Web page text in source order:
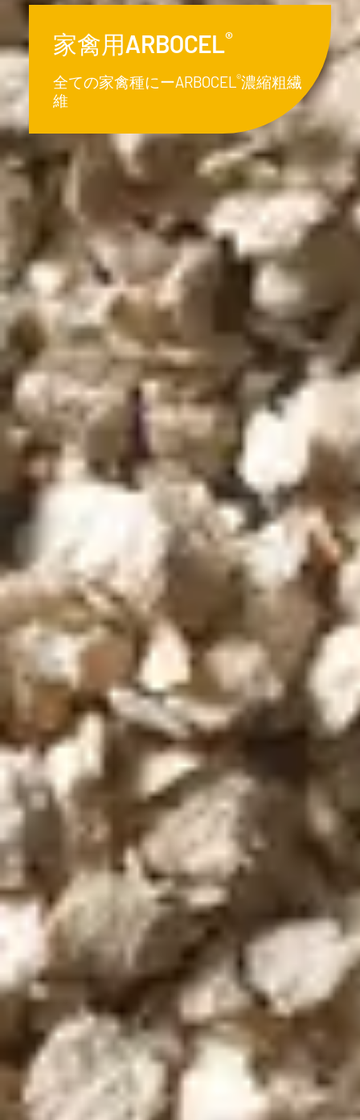
家禽用ARBOCEL®
全ての家禽種にーARBOCEL®濃縮粗繊
維